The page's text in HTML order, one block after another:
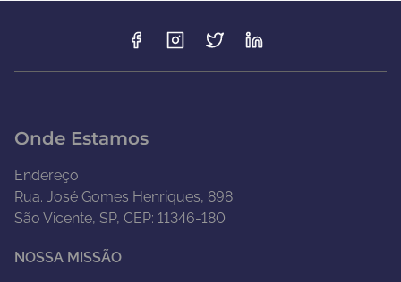
Onde Estamos
Endereço
Rua. José Gomes Henriques, 898
São Vicente, SP, CEP: 11346-180
NOSSA MISSÃO